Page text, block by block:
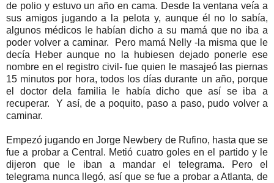
de polio y estuvo un año en cama. Desde la ventana veía a
sus amigos jugando a la pelota y, aunque él no lo sabía,
algunos médicos le habían dicho a su mamá que no iba a
poder volver a caminar. Pero mamá Nelly -la misma que le
decía Heber aunque no la hubiesen dejado ponerle ese
nombre en el registro civil- fue quien le masajeó las piernas
15 minutos por hora, todos los días durante un año, porque
el doctor dela familia le había dicho que así se iba a
recuperar. Y así, de a poquito, paso a paso, pudo volver a
caminar.
Empezó jugando en Jorge Newbery de Rufino, hasta que se
fue a probar a Central. Metió cuatro goles en el partido y le
dijeron que le iban a mandar el telegrama. Pero el
telegrama nunca llegó, así que se fue a probar a Atlanta, de